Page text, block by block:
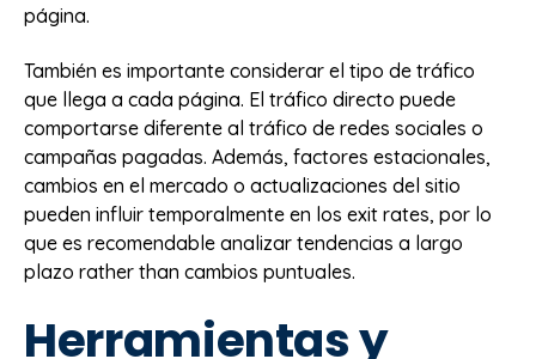
página.
También es importante considerar el tipo de tráfico
que llega a cada página. El tráfico directo puede
comportarse diferente al tráfico de redes sociales o
campañas pagadas. Además, factores estacionales,
cambios en el mercado o actualizaciones del sitio
pueden influir temporalmente en los exit rates, por lo
que es recomendable analizar tendencias a largo
plazo rather than cambios puntuales.
Herramientas y